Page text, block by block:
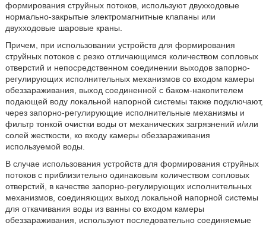
формирования струйных потоков, используют двухходовые
нормально-закрытые электромагнитные клапаны или
двухходовые шаровые краны.
Причем, при использовании устройств для формирования
струйных потоков с резко отличающимся количеством сопловых
отверстий и непосредственном соединении выходов запорно-
регулирующих исполнительных механизмов со входом камеры
обеззараживания, выход соединенной с баком-накопителем
подающей воду локальной напорной системы также подключают,
через запорно-регулирующие исполнительные механизмы и
фильтр тонкой очистки воды от механических загрязнений и/или
солей жесткости, ко входу камеры обеззараживания
используемой воды.
В случае использования устройств для формирования струйных
потоков с приблизительно одинаковым количеством сопловых
отверстий, в качестве запорно-регулирующих исполнительных
механизмов, соединяющих выход локальной напорной системы
для откачивания воды из ванны со входом камеры
обеззараживания, используют последовательно соединяемые